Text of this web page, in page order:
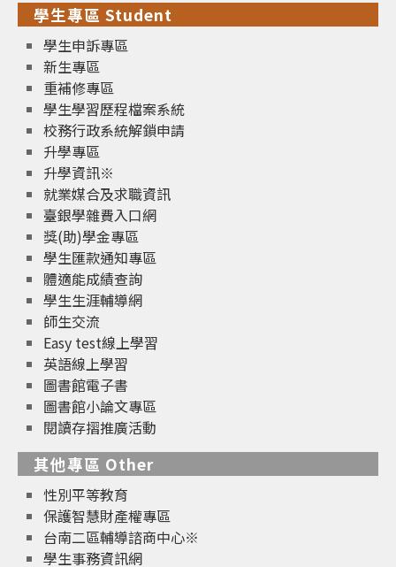
學生專區 Student
學生申訴專區
新生專區
重補修專區
學生學習歷程檔案系統
校務行政系統解鎖申請
升學專區
升學資訊※
就業媒合及求職資訊
臺銀學雜費入口網
獎(助)學金專區
學生匯款通知專區
體適能成績查詢
學生生涯輔導網
師生交流
Easy test線上學習
英語線上學習
圖書館電子書
圖書館小論文專區
閱讀存摺推廣活動
其他專區 Other
性別平等教育
保護智慧財產權專區
台南二區輔導諮商中心※
學生事務資訊網